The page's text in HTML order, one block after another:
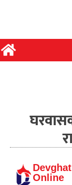
Devghat
Online